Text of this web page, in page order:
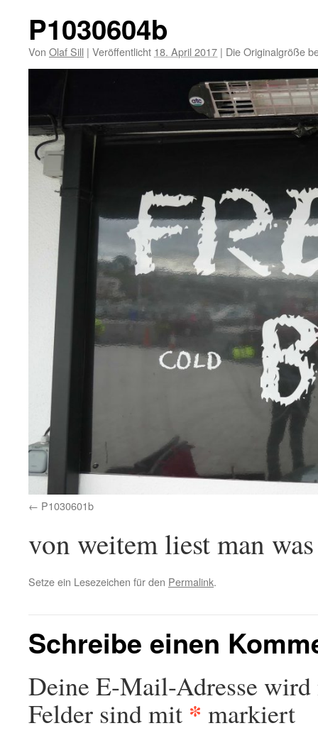
P1030604b
Von Olaf Sill | Veröffentlicht 18. April 2017 | Die Originalgröße
P1030601b
von weitem liest man
Setze ein Lesezeichen für den Permalink.
Schreibe einen
Deine E-Mail-Adresse
Felder sind mit * markiert